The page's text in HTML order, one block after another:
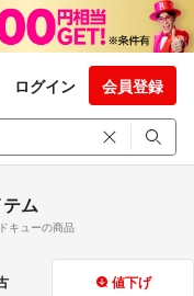
ログイン 会員登録
ム
キューの商品
値下げ